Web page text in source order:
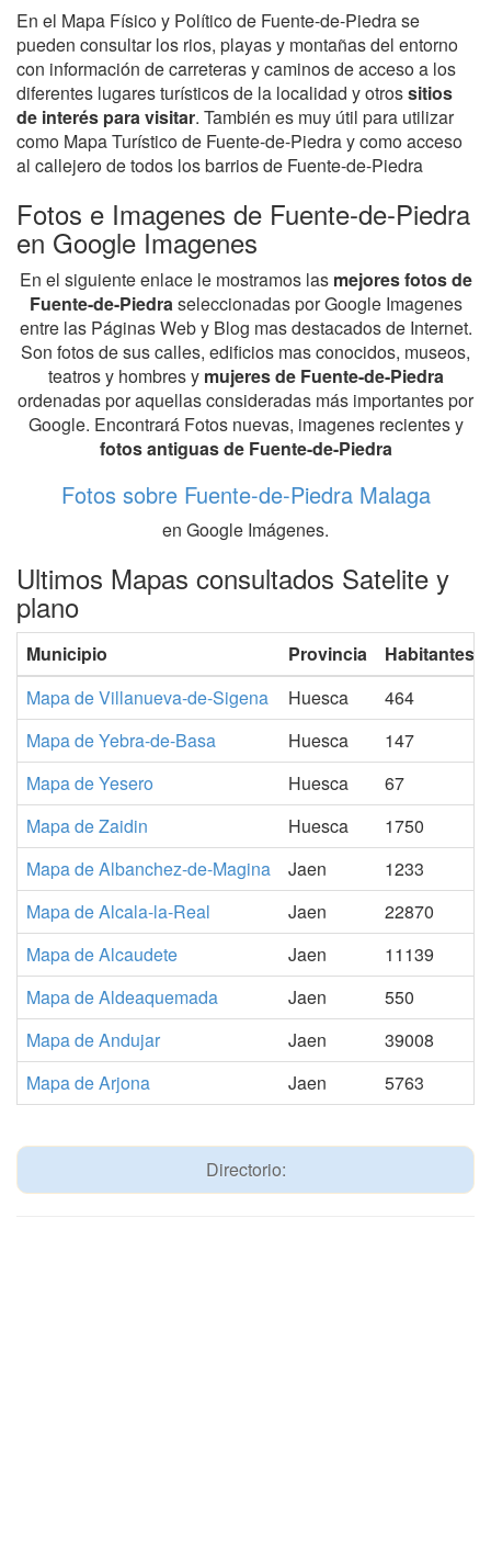
En el Mapa Físico y Político de Fuente-de-Piedra se
pueden consultar los rios, playas y montañas del entorno
con información de carreteras y caminos de acceso a los
diferentes lugares turísticos de la localidad y otrossitios
de interés para visitar. También es muy útil para utilizar
como Mapa Turístico de Fuente-de-Piedra y como acceso
al callejero de todos los barrios de Fuente-de-Piedra
Fotos e Imagenes de Fuente-de-Piedra
en Google Imagenes
En el siguiente enlace le mostramos las mejores fotos de
Fuente-de-Piedraseleccionadas por Google Imagenes
entre las Páginas Web y Blog mas destacados de Internet.
Son fotos de sus calles, edificios mas conocidos, museos,
teatros y hombres y mujeres de Fuente-de-Piedra
ordenadas por aquellas consideradas más importantes por
Google. Encontrará Fotos nuevas, imagenes recientes y
fotos antiguas de Fuente-de-Piedra
Fotos sobre Fuente-de-Piedra Malaga
en Google Imágenes.
Ultimos Mapas consultados Satelite y
plano
Municipio Provincia
Habitantes
Mapa de Villanueva-de-Sigena
Huesca
464
Mapa de Yebra-de-Basa
Huesca
147
Mapa de Yesero
Huesca
67
Mapa de Zaidin
Huesca
1750
Mapa de Albanchez-de-Magina
Jaen
1233
Mapa de Alcala-la-Real
Jaen
22870
Mapa de Alcaudete
Jaen
11139
Mapa de Aldeaquemada
Jaen
550
Mapa de Andujar
Jaen
39008
Mapa de Arjona
Jaen 5763
Directorio: